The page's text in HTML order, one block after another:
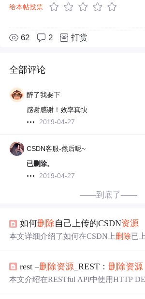
给本帖投票
62 2 打赏
全部评论
醉了我要下
感谢感谢！效率真快
2019-04-27
CSDN客服-然后呢~
已删除。
2019-04-27
——到底了——
如何删除自己上传的CSDN资源
本文详细介绍了如何在CSDN上删除已
rest –删除资源 _REST：删除资源
本文介绍在RESTful API中使用HTTP